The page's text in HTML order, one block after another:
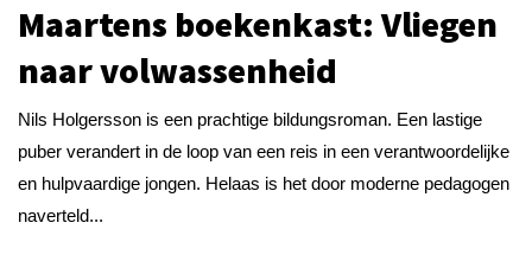
Maartens boekenkast: Vliegen
naar volwassenheid
Nils Holgersson is een prachtige bildungsroman. Een lastige
puber verandert in de loop van een reis in een verantwoordelijke
en hulpvaardige jongen. Helaas is het door moderne pedagogen
naverteld...